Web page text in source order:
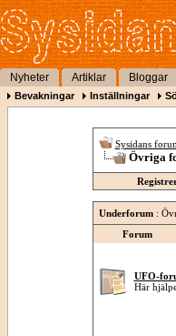
Nyheter Artiklar Bloggar
Bevakningar Inställningar
Sysidans
Övriga
Underforum:
Forum
UFO-
Här